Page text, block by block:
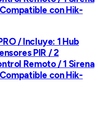
con Hik-
/ Incluye: 1 Hub
PIR / 2
Remoto / 1 Sirena
con Hik-